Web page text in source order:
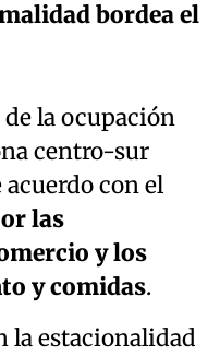
bordea el
la ocupación
centro-sur
con el
las
y los
y comidas.
la estacionalidad